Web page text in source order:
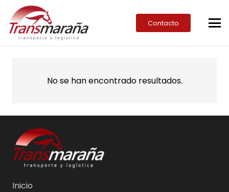
Contacto
No se han encontrado resultados.
Inicio